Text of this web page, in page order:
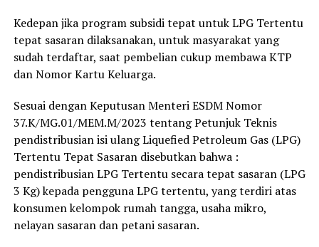
Kedepan jika program subsidi tepat untuk LPG Tertentu
tepat sasaran dilaksanakan, untuk masyarakat yang
sudah terdaftar, saat pembelian cukup membawa KTP
dan Nomor Kartu Keluarga.
Sesuai dengan Keputusan Menteri ESDM Nomor
37.K/MG.01/MEM.M/2023 tentang Petunjuk Teknis
pendistribusian isi ulang Liquefied Petroleum Gas (LPG)
Tertentu Tepat Sasaran disebutkan bahwa :
pendistribusian LPG Tertentu secara tepat sasaran (LPG
3 Kg) kepada pengguna LPG tertentu, yang terdiri atas
konsumen kelompok rumah tangga, usaha mikro,
nelayan sasaran dan petani sasaran.